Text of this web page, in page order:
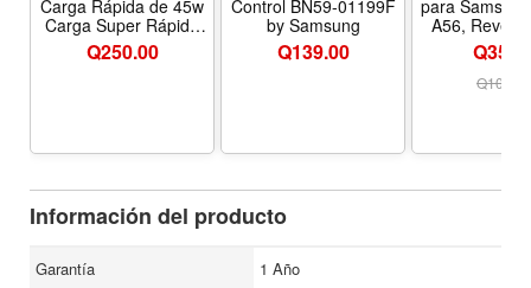
Carga Rápida de 45w
Carga Super Rápido
Color Negro
Q250.00
Control BN59-01199F
by Samsung
Q139.00
para
A56,
Q100.00
Información del producto
Garantía
1 Año